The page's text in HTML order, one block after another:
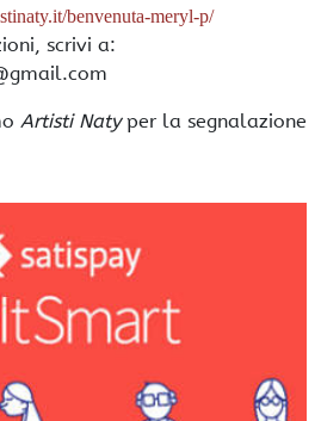
benvenuta-meryl-p/
scrivi a:
Artisti Natyper la segnalazione